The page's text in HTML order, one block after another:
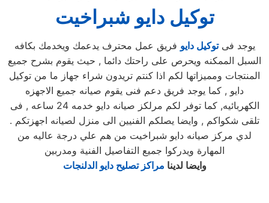
توكيل دايو شبراخيت
يوجد فىتوكيل دايو فريق عمل محترف يدعمك ويخدمك بكافه
السبل الممكنه ويحرص على راحتك دائما , حيث يقوم بشرح جميع
المنتجات ومميزاتها لكم اذا كنتم تريدون شراء جهاز ما من توكيل
دايو , كما يوجد فريق دعم فنى يقوم صيانه جميع الاجهزه
الكهربائيه, كما توفر لكم مرلكز صيانه دايو خدمه 24 ساعه , فى
تلقى شكواكم , وايضا يصلكم الفنيين الى منزل لصيانه اجهزتكم .
لدي مركز صيانه دايو شبراخيت من هم علي درجة عاليه من
المهارة ويدركوا جميع التفاصيل الفنية ومدربين
وايضا لدينا مراكز تصليح دايو الدلنجات